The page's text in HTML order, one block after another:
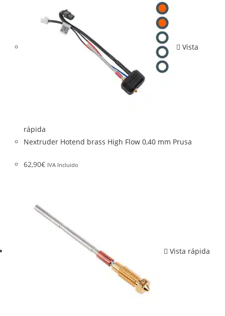
Vista
rápida
Nextruder Hotend brass High Flow 0,40 mm Prusa
62,90€ IVA Incluido
Vista rápida